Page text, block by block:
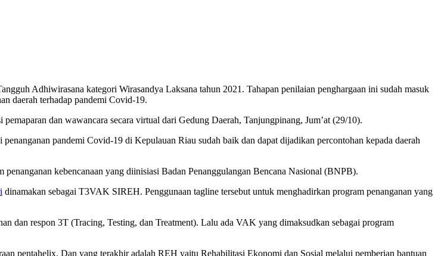
Adhiwirasana kategori Wirasandya Laksana tahun 2021. Tahapan penilaian penghargaan ini sudah masuk
daerah terhadap pandemi Covid-19.
pemaparan dan wawancara secara virtual dari Gedung Daerah, Tanjungpinang, Jum’at (29/10).
pandemi Covid-19 di Kepulauan Riau sudah baik dan dapat dijadikan percontohan kepada daerah
kebencanaan yang diinisiasi Badan Penanggulangan Bencana Nasional (BNPB).
dinamakan sebagai T3VAK SIREH. Penggunaan tagline tersebut untuk menghadirkan program penanganan yang
dan respon 3T (Tracing, Testing, dan Treatment). Lalu ada VAK yang dimaksudkan sebagai program
pentahelix. Dan yang terakhir adalah REH yaitu Rehabilitasi Ekonomi dan Sosial melalui pemberian bantuan